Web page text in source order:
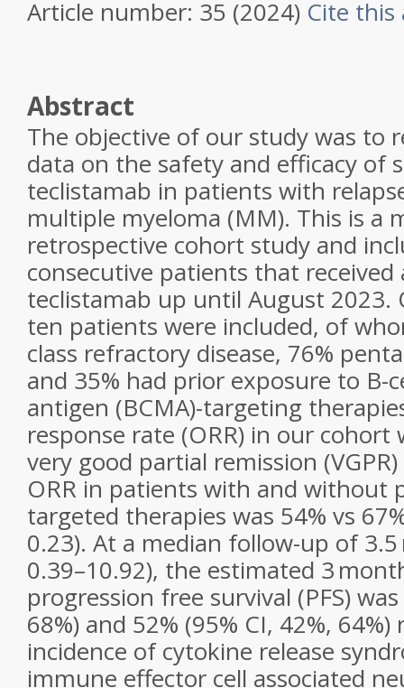
Article number: 35 (2024) Cite this
Abstract
The objective of our study was to
data on the safety and efficacy of
teclistamab in patients with
multiple myeloma (MM). This is a
retrospective cohort study and
consecutive patients that
teclistamab up until August 2023.
ten patients were included, of
class refractory disease, 76%
and 35% had prior exposure to B-
antigen (BCMA)-targeting
response rate (ORR) in our cohort
very good partial remission
ORR in patients with and without
targeted therapies was 54% vs
0.23). At a median follow-up of
0.39–10.92), the estimated 3
progression free survival (PFS)
68%) and 52% (95% CI, 42%,
incidence of cytokine release
immune effector cell associated